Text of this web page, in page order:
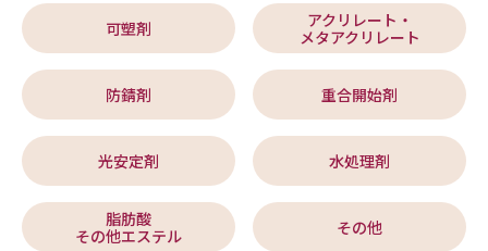
可塑剤
アクリレート・
メタアクリレート
防錆剤 重合開始剤
光安定剤 水処理剤
脂肪酸
その他エステル
その他